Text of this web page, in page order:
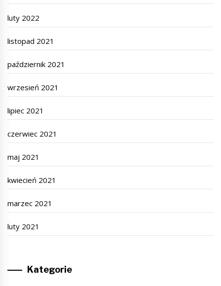
luty 2022
listopad 2021
październik 2021
wrzesień 2021
lipiec 2021
czerwiec 2021
maj 2021
kwiecień 2021
marzec 2021
luty 2021
Kategorie